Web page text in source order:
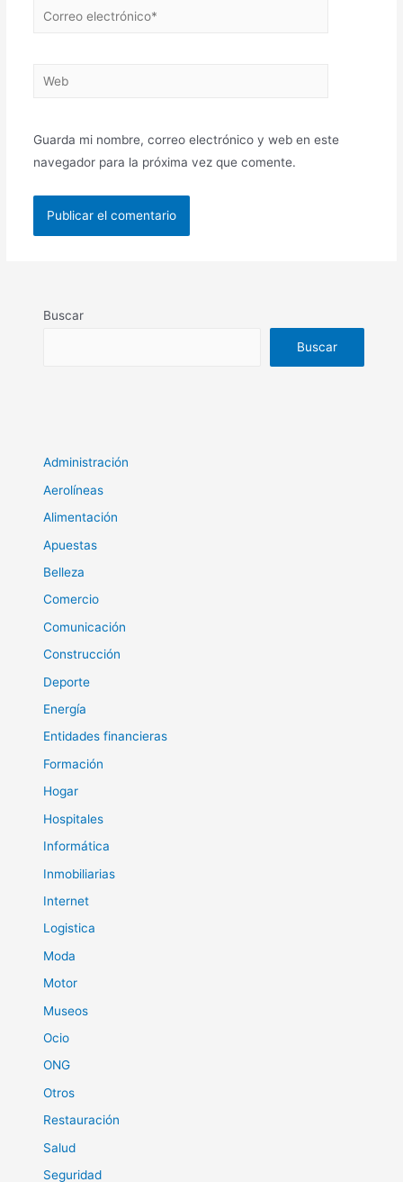
Correo
Web
Guarda mi nombre, correo electrónico y web en este
navegador para la próxima vez que comente.
Buscar
Buscar
Administración
Aerolíneas
Alimentación
Apuestas
Belleza
Comercio
Comunicación
Construcción
Deporte
Energía
Entidades financieras
Formación
Hogar
Hospitales
Informática
Inmobiliarias
Internet
Logistica
Moda
Motor
Museos
Ocio
ONG
Otros
Restauración
Salud
Seguridad